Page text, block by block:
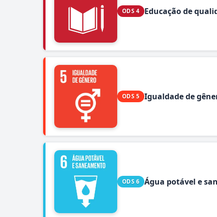
ODS 4 Educação de
ODS 5 Igualdade de
ODS 6 Água potável e